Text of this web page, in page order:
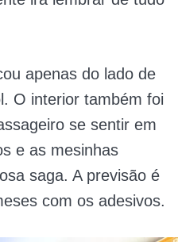
apenas do lado de
O interior também foi
se sentir em
e as mesinhas
saga. A previsão é
com os adesivos.